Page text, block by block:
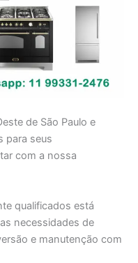
de São Paulo e
para seus
com a nossa
qualificados está
necessidades de
e manutenção com